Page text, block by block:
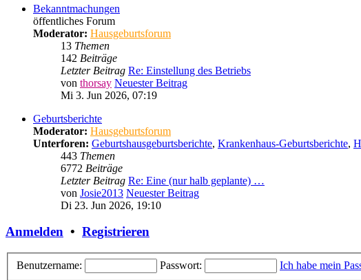
Bekanntmachungen
öffentliches Forum
Moderator: Hausgeburtsforum
13 Themen
142 Beiträge
Letzter Beitrag Re: Einstellung des Betriebs
von thorsay Neuester Beitrag
Mi 3. Jun 2026, 07:19
Geburtsberichte
Moderator: Hausgeburtsforum
Unterforen: Geburtshausgeburtsberichte, Krankenhaus-Geburtsberichte,
443 Themen
6772 Beiträge
Letzter Beitrag Re: Eine (nur halb geplante) …
von Josie2013 Neuester Beitrag
Di 23. Jun 2026, 19:10
Anmelden • Registrieren
Benutzername: Passwort: Ich habe mein